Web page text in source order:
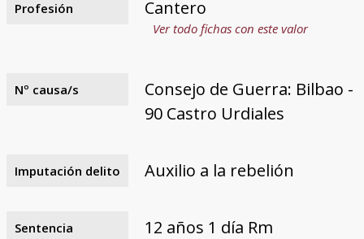
Profesión Cantero
Ver todo fichas con este valor
Nº causa/s
Consejo de Guerra: Bilbao -
90 Castro Urdiales
Imputación delito Auxilio a la rebelión
Sentencia 12 años 1 día Rm